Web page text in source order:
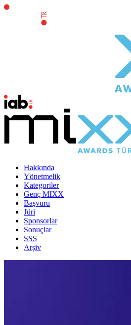
Hakkında
Yönetmelik
Kategoriler
Genç MIXX
Başvuru
Jüri
Sponsorlar
Sonuçlar
SSS
Arşiv